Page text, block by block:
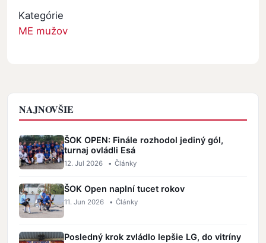
Kategórie
ME mužov
NAJNOVŠIE
ŠOK OPEN: Finále rozhodol jediný gól,
turnaj ovládli Esá
12. Jul 2026 • Články
ŠOK Open naplní tucet rokov
11. Jun 2026 • Články
Posledný krok zvládlo lepšie LG, do vitríny